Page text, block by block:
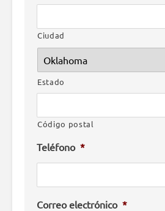
Ciudad
Estado
Código postal
Teléfono *
Correo electrónico *